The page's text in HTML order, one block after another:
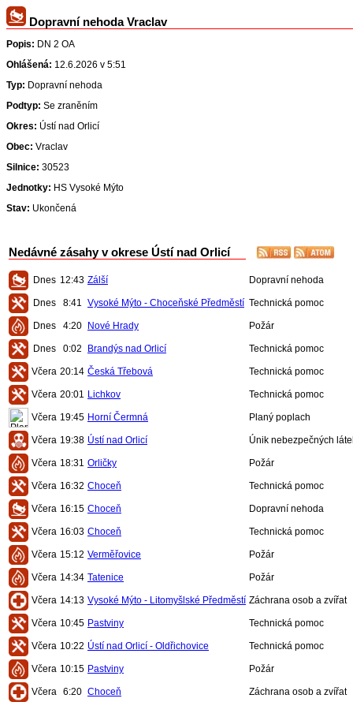
Dopravní nehoda Vraclav
Popis: DN 2 OA
Ohlášená: 12.6.2026 v 5:51
Typ: Dopravní nehoda
Podtyp: Se zraněním
Okres: Ústí nad Orlicí
Obec: Vraclav
Silnice: 30523
Jednotky: HS Vysoké Mýto
Stav: Ukončená
Nedávné zásahy v okrese Ústí nad Orlicí
Dnes 12:43 Zálší Dopravní nehoda
Dnes 8:41 Vysoké Mýto - Choceňské Předměstí Technická pomoc
Dnes 4:20 Nové Hrady Požár
Dnes 0:02 Brandýs nad Orlicí Technická pomoc
Včera 20:14 Česká Třebová Technická pomoc
Včera 20:01 Lichkov Technická pomoc
Včera 19:45 Horní Čermná Planý poplach
Včera 19:38 Ústí nad Orlicí Únik nebezpečných
Včera 18:31 Orličky Požár
Včera 16:32 Choceň Technická pomoc
Včera 16:15 Choceň Dopravní nehoda
Včera 16:03 Choceň Technická pomoc
Včera 15:12 Verměřovice Požár
Včera 14:34 Tatenice Požár
Včera 14:13 Vysoké Mýto - Litomyšlské Předměstí Záchrana osob a zvířat
Včera 10:45 Pastviny Technická pomoc
Včera 10:22 Ústí nad Orlicí - Oldřichovice Technická pomoc
Včera 10:15 Pastviny Požár
Včera 6:20 Choceň Záchrana osob a zvířat